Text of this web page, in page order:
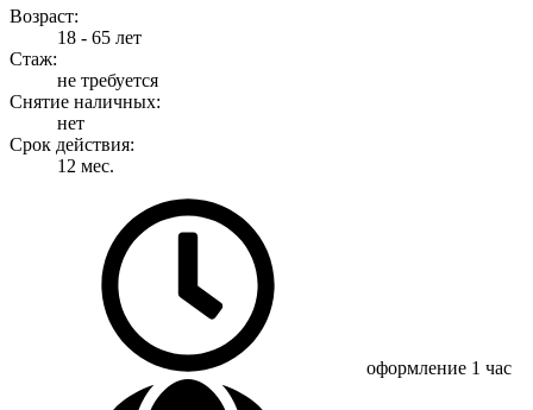
Возраст:
18 - 65 лет
Стаж:
не требуется
Снятие наличных:
нет
Срок действия:
12 мес.
оформление 1 час